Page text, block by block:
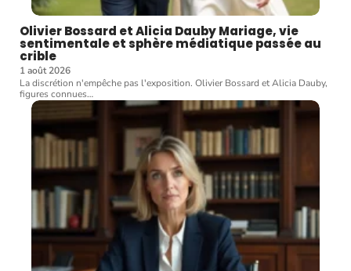
Olivier Bossard et Alicia Dauby Mariage, vie
sentimentale et sphère médiatique passée au
crible
1 août 2026
La discrétion n'empêche pas l'exposition. Olivier Bossard et Alicia Dauby,
figures connues…